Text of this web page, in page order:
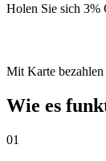
Holen Sie sich 3%
Mit Karte bezahlen
Wie es
01